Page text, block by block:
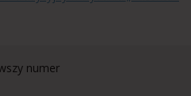
numer